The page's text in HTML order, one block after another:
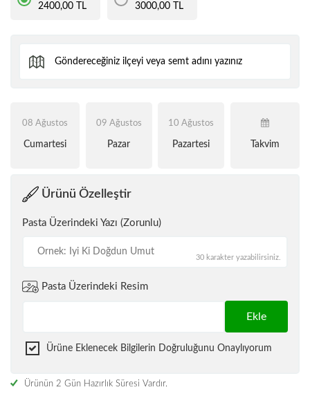
2400,00 TL
3000,00 TL
08 Ağustos
Cumartesi
09 Ağustos
Pazar
10 Ağustos
Pazartesi Takvim
Ürünü Özelleştir
Pasta Üzerindeki Yazı (Zorunlu)
30 karakter yazabilirsiniz.
Pasta Üzerindeki Resim
Ekle
Ürüne Eklenecek Bilgilerin Doğruluğunu Onaylıyorum
Ürünün 2 Gün Hazırlık Süresi Vardır.